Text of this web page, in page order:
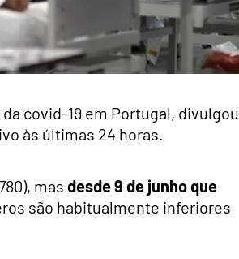
da covid-19 em Portugal, divulgou
às últimas 24 horas.
mas desde 9 de junho que
são habitualmente inferiores